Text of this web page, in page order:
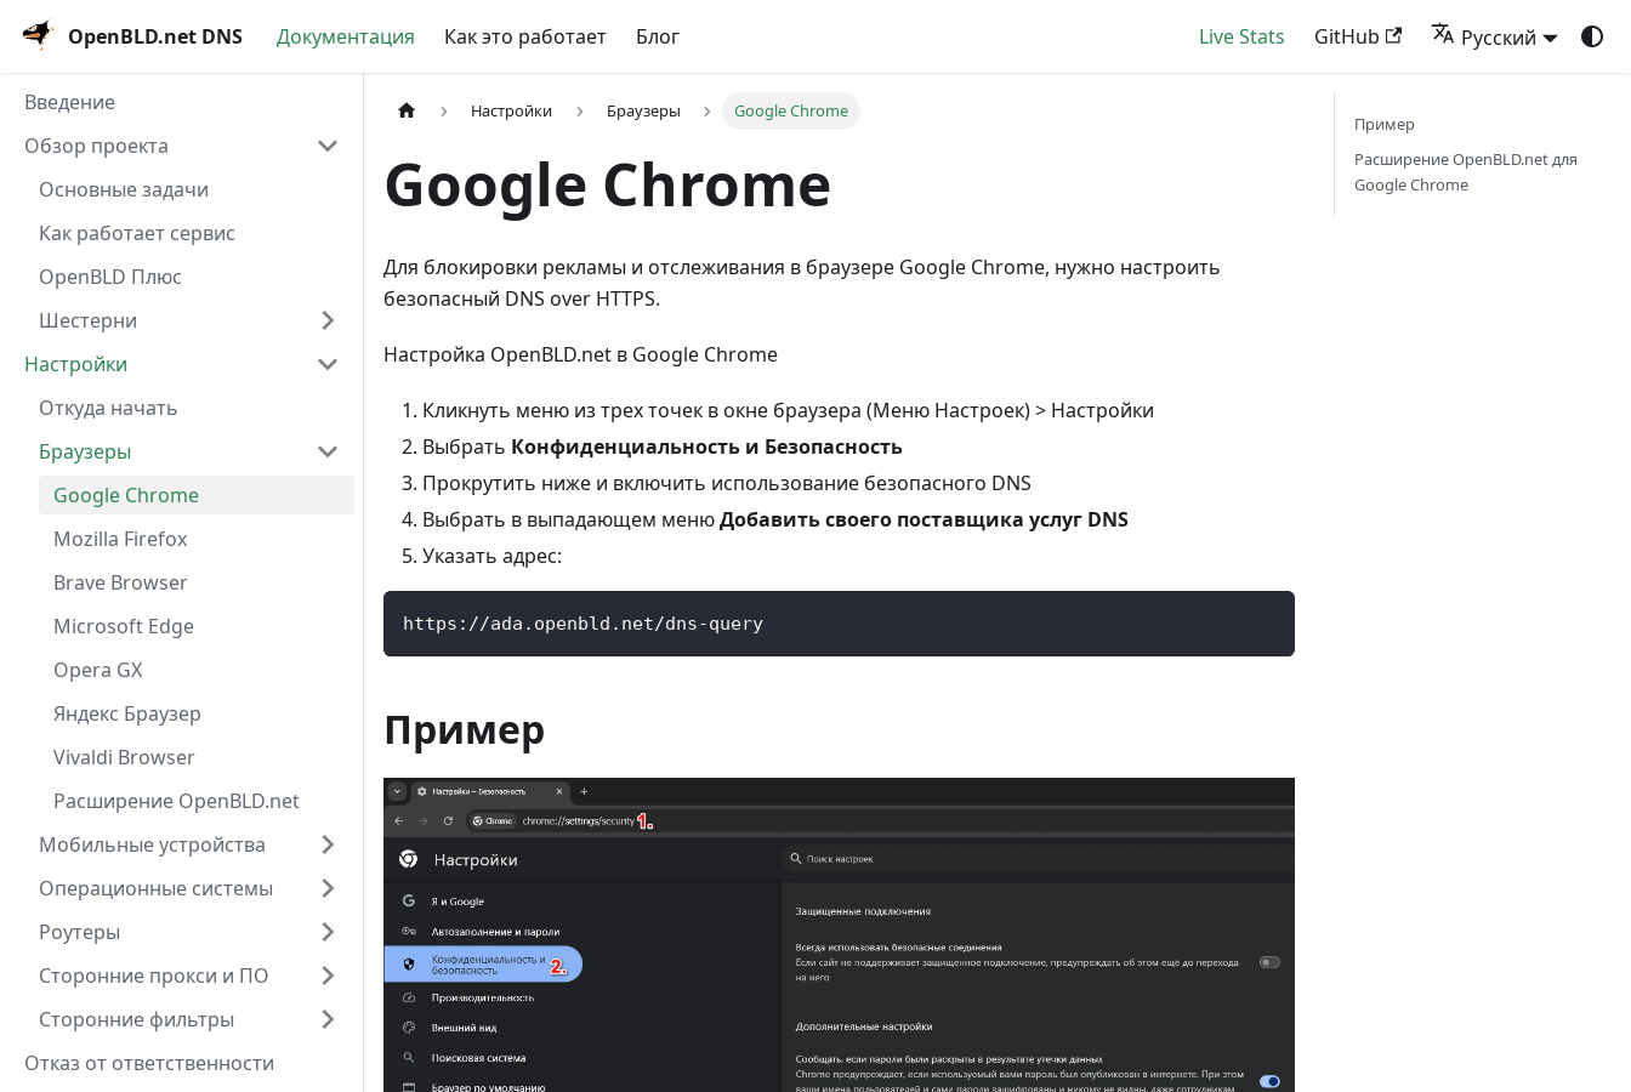
OpenBLD.net DNS Документация Как это работает Блог Live Stats GitHub Русский
Введение
Обзор проекта
Основные задачи
Как работает сервис
OpenBLD Плюс
Шестерни
Настройки
Откуда начать
Браузеры
Google Chrome
Mozilla Firefox
Brave Browser
Microsoft Edge
Opera GX
Яндекс Браузер
Vivaldi Browser
Расширение OpenBLD.net
Мобильные устройства
Операционные системы
Роутеры
Сторонние прокси и ПО
Сторонние фильтры
Отказ от ответственности
Настройки Браузеры Google Chrome
Google Chrome
Для блокировки рекламы и отслеживания в браузере Google Chrome, нужно настроить
безопасный DNS over HTTPS.
Настройка OpenBLD.net в Google Chrome
Кликнуть меню из трех точек в окне браузера (Меню Настроек) > Настройки
Выбрать Конфиденциальность и Безопасность
Прокрутить ниже и включить использование безопасного DNS
Выбрать в выпадающем менюДобавить своего поставщика услуг DNS
Указать адрес:
https://ada.openbld.net/dns-query
Пример
Пример
Расширение OpenBLD.net для
Google Chrome